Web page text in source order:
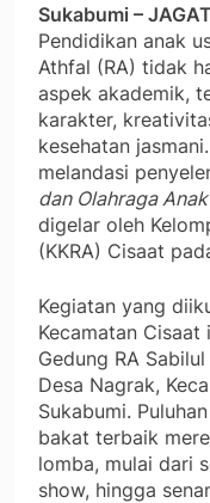
Sukabumi –
Pendidikan anak
Athfal (RA) tidak
aspek akademik,
karakter,
kesehatan
melandasi
dan Olahraga
digelar oleh
(KKRA) Cisaat
Kegiatan yang
Kecamatan
Gedung RA
Desa Nagrak,
Sukabumi.
bakat terbaik
lomba, mulai dari
show, hingga